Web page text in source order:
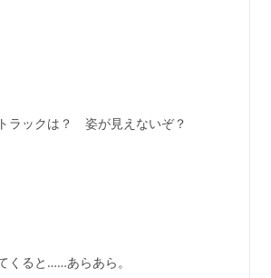
ラックは？ 姿が見えないぞ？
くると……あらあら。